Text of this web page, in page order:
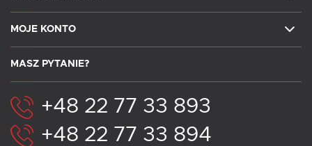
MOJE KONTO
MASZ PYTANIE?
+48 22 77 33 893
+48 22 77 33 894